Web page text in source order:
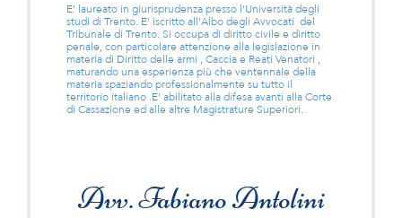
E' laureato in giurisprudenza presso l'Università degli
studi di Trento. E' iscritto all'Albo degli Avvocati del
Tribunale di Trento. Si occupa di diritto civile e diritto
penale, con particolare attenzione alla legislazione in
materia di Diritto delle armi , Caccia e Reati Venatori ,
maturando una esperienza più che ventennale della
materia spaziando professionalmente su tutto il
territorio italiano .E' abilitato alla difesa avanti alla Corte
di Cassazione ed alle altre Magistrature Superiori.
Avv. Fabiano Antolini